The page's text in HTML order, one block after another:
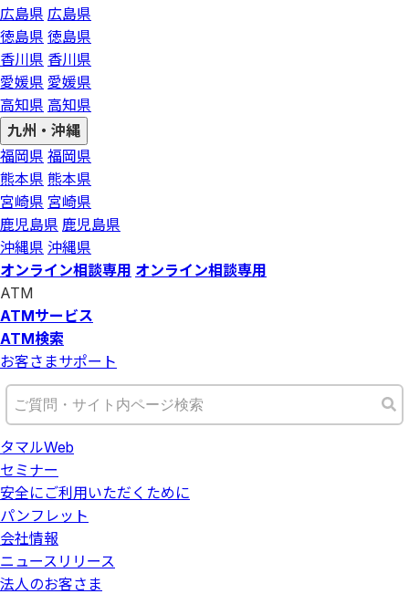
広島県 広島県
徳島県 徳島県
香川県 香川県
愛媛県 愛媛県
高知県 高知県
九州・沖縄
福岡県 福岡県
熊本県 熊本県
宮崎県 宮崎県
鹿児島県 鹿児島県
沖縄県 沖縄県
オンライン相談専用 オンライン相談専用
ATM
ATMサービス
ATM検索
お客さまサポート
タマルWeb
セミナー
安全にご利用いただくために
パンフレット
会社情報
ニュースリリース
法人のお客さま